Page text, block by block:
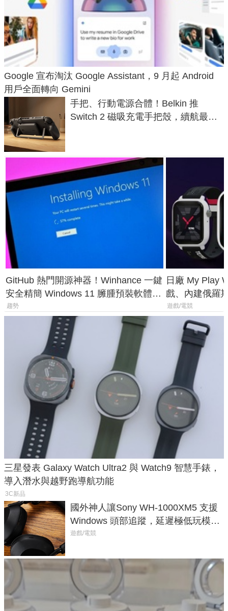
Google 宣布淘汰 Google Assistant，9 月起 Android
用戶全面轉向 Gemini
手把、行動電源合體！Belkin 推
Switch 2 磁吸充電手把殼，續航最高
GitHub 熱門開源神器！Winhance 一鍵
安全精簡 Windows 11 臃腫預裝軟體與
後台追蹤
趨勢
日廠 My Play
戲、內建俄羅
過竟然不能連
遊戲/電競
三星發表 Galaxy Watch Ultra2 與 Watch9 智慧手錶，
導入潛水與越野跑導航功能
3C新品
國外神人讓Sony WH-1000XM5 支援
Windows 頭部追蹤，延遲極低玩模擬
飛行超有感
遊戲/電競